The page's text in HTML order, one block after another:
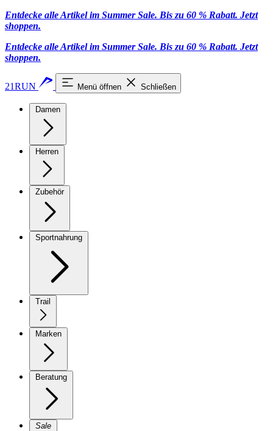
Entdecke alle Artikel im Summer Sale. Bis zu 60 % Rabatt. Jetzt
shoppen.
Entdecke alle Artikel im Summer Sale. Bis zu 60 % Rabatt. Jetzt
shoppen.
21RUN Menü öffnen Schließen
Damen
Herren
Zubehör
Sportnahrung
Trail
Marken
Beratung
Sale